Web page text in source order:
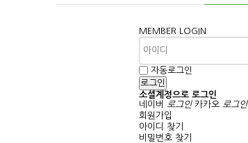
MEMBER LOGIN
자동로그인
소셜계정으로 로그인
네이버
로그인 카카오 로그인
회원가입
아이디 찾기
비밀번호 찾기